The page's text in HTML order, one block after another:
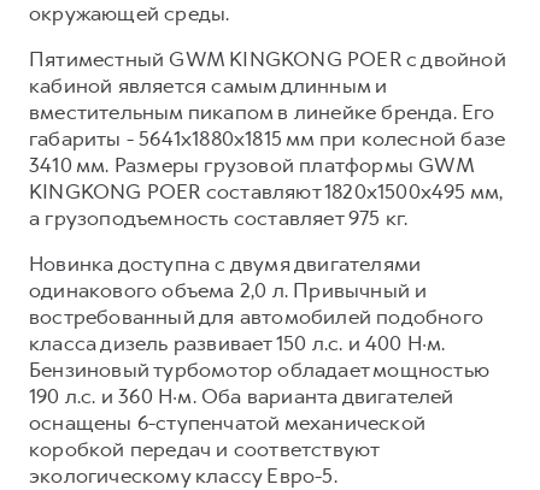
от 2 899 000 ₽ от 3 599 000 ₽
POER
от 3 449 000 ₽
Кредитный калькулятор
Страхование
Кредит
КОРПОРАТИВНЫМ КЛИЕНТАМ
Для малого бизнеса
Крупным корпоративным клиентам
Система управления автопарком
Сервис для корпоративных клиентов
HAVAL Лизинг
АКСЕССУАРЫ HAVAL
Электронный ПТС
ПОДДЕРЖКА
GWM Безопасность
Гарантия HAVAL
Мобильное приложение GWM
Руководства по эксплуатации
Подписки
АКСЕССУАРЫ HAVAL
Автомобильные аксессуары
Коллекция CITY
окружающей среды.
Пятиместный GWM KINGKONG POER с двойной
кабиной является самым длинным и
вместительным пикапом в линейке бренда. Его
габариты - 5641х1880х1815 мм при колесной базе
3410 мм. Размеры грузовой платформы GWM
KINGKONG POER составляют 1820х1500х495 мм,
а грузоподъемность составляет 975 кг.
Новинка доступна с двумя двигателями
одинакового объема 2,0 л. Привычный и
востребованный для автомобилей подобного
класса дизель развивает 150 л.с. и 400 Н·м.
Бензиновый турбомотор обладает мощностью
190 л.с. и 360 Н·м. Оба варианта двигателей
оснащены 6-ступенчатой механической
коробкой передач и соответствуют
экологическому классу Евро-5.